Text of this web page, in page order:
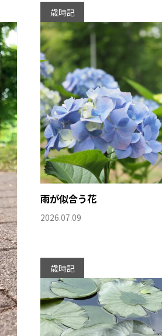
歳時記
雨が似合う花
2026.07.09
歳時記